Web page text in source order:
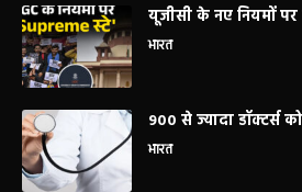
यूजीसी के नए नियमों पर
भारत
900 से ज्यादा डॉक्टर्स
भारत